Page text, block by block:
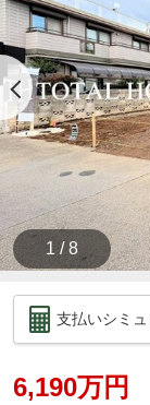
の４点をお伝え
※日時につい
ます。
【ご案内の方
１：［武蔵小
の当店へご来
※アクウェル
２：お客様宅
３：最寄駅や
せ。
４：テレビ電
1 / 8
支払いシミ
6,190万円